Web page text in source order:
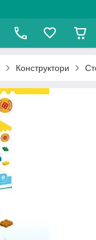
Конструктори